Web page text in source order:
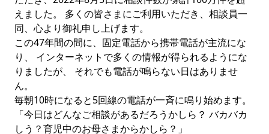
えました。 多くの皆さまにご利用いただき、相談員一
同、心より御礼申し上げます。
この47年間の間に、固定電話から携帯電話が主流にな
り、 インターネットで多くの情報が得られるようにな
りましたが、 それでも電話が鳴らない日はありませ
ん。
毎朝10時になると5回線の電話が一斉に鳴り始めます。
「今日はどんなご相談があるだろうかしら？ バカバカ
しう？育児中のお母さまからかしら？」